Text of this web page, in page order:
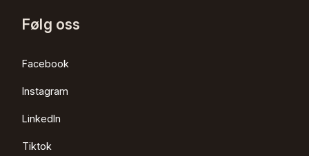
Følg oss
Facebook
Instagram
LinkedIn
Tiktok